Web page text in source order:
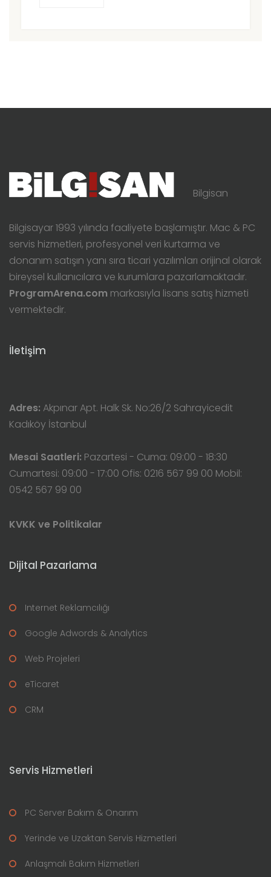
Bilgisan
Bilgisayar 1993 yılında faaliyete başlamıştır. Mac & PC
servis hizmetleri, profesyonel veri kurtarma ve
donanım satışın yanı sıra ticari yazılımları orijinal olarak
bireysel kullanıcılara ve kurumlara pazarlamaktadır.
ProgramArena.com markasıyla lisans satış hizmeti
vermektedir.
İletişim
Adres: Akpınar Apt. Halk Sk. No:26/2 Sahrayicedit
Kadıköy İstanbul
Mesai Saatleri: Pazartesi - Cuma: 09:00 - 18:30
Cumartesi: 09:00 - 17:00 Ofis: 0216 567 99 00 Mobil:
0542 567 99 00
KVKK ve Politikalar
Dijital Pazarlama
Internet Reklamcılığı
Google Adwords & Analytics
Web Projeleri
eTicaret
CRM
Servis Hizmetleri
PC Server Bakım & Onarım
Yerinde ve Uzaktan Servis Hizmetleri
Anlaşmalı Bakım Hizmetleri